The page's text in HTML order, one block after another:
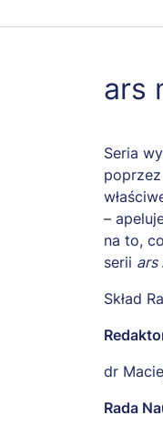
ars
Seria
–
na to,
serii ars
Skład
dr
Rada